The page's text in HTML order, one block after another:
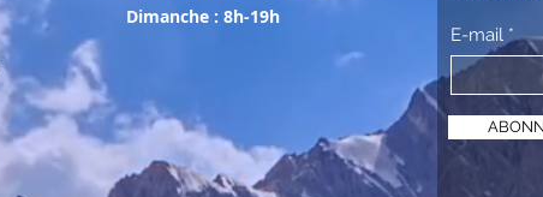
Dimanche : 8h-19h
E-mail